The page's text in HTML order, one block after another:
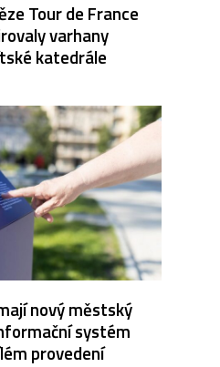
Tour de France
varhany
katedrále
nový městský
systém
provedení